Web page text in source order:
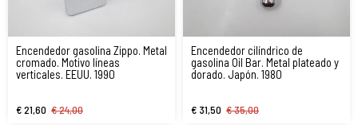
Encendedor gasolina Zippo. Metal
cromado. Motivo líneas
verticales. EEUU. 1990
€ 21,60 € 24,00
Encendedor cilíndrico de
gasolina Oil Bar. Metal plateado y
dorado. Japón. 1980
€ 31,50 € 35,00